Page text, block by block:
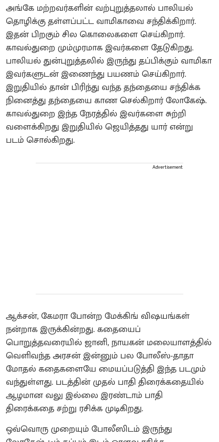
அங்கே மற்றவர்களின் வற்புறுத்தலால் பாலியல்
தொழிக்கு தள்ளப்பட்ட வாமிகாவை சந்திக்கிறார்.
இதன் பிறகும் சில கொலைகளை செய்கிறார்.
காவல்துறை மும்முரமாக இவர்களை தேடுகிறது.
பாலியல் துன்புறுத்தலில் இருந்து தப்பிக்கும் வாமிகா
இவர்களுடன் இணைந்து பயணம் செய்கிறார்.
இறுதியில் தான் பிரிந்து வந்த தந்தையை சந்திக்க
நினைத்து தந்தையை காண செல்கிறார் லோகேஷ்.
காவல்துறை இந்த நேரத்தில் இவர்களை சுற்றி
வளைக்கிறது இறுதியில் ஜெயித்தது யார் என்று
படம் சொல்கிறது.
Advertisement
ஆக்சன், கேமரா போன்ற மேக்கிங் விஷயங்கள்
நன்றாக இருக்கின்றது. கதையைப்
பொறுத்தவரையில் ஜானி, நாயகன் மலையாளத்தில்
வெளிவந்த அரசன் இன்னும் பல போலீஸ்-தாதா
மோதல் கதைகளையே மையப்படுத்தி இந்த படமும்
வந்துள்ளது. படத்தின் முதல் பாதி திரைக்கதையில்
ஆழமான வலு இல்லை இரண்டாம் பாதி
திரைக்கதை சற்று ரசிக்க முடிகிறது.
ஒவ்வொரு முறையும் போலீஸிடம் இருந்து